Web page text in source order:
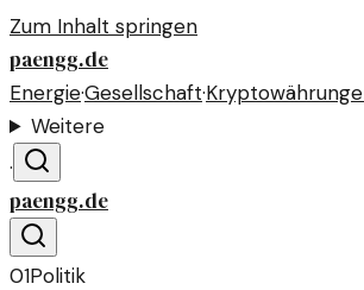
Zum Inhalt springen
paengg.de
Energie·Gesellschaft·
Weitere
·
paengg.de
01Politik